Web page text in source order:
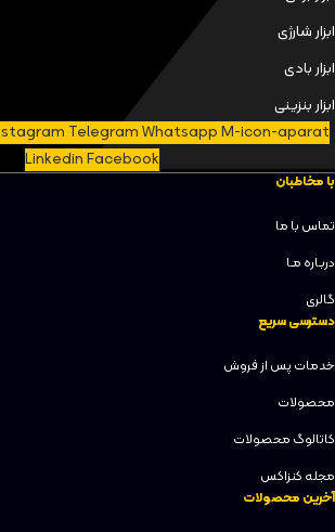
ابزار شارژی
ابزار بادی
ابزار بنزینی
TelegramWhatsappM-icon-aparat
LinkedinFacebook
با مخاطبان
تماس با ما
دربـاره مـا
گالری
دسترسی سریع
خدمات پس از فروش
محصولات
کاتالوگ محصولات
مجله کنزاکس
آخرین محصولات